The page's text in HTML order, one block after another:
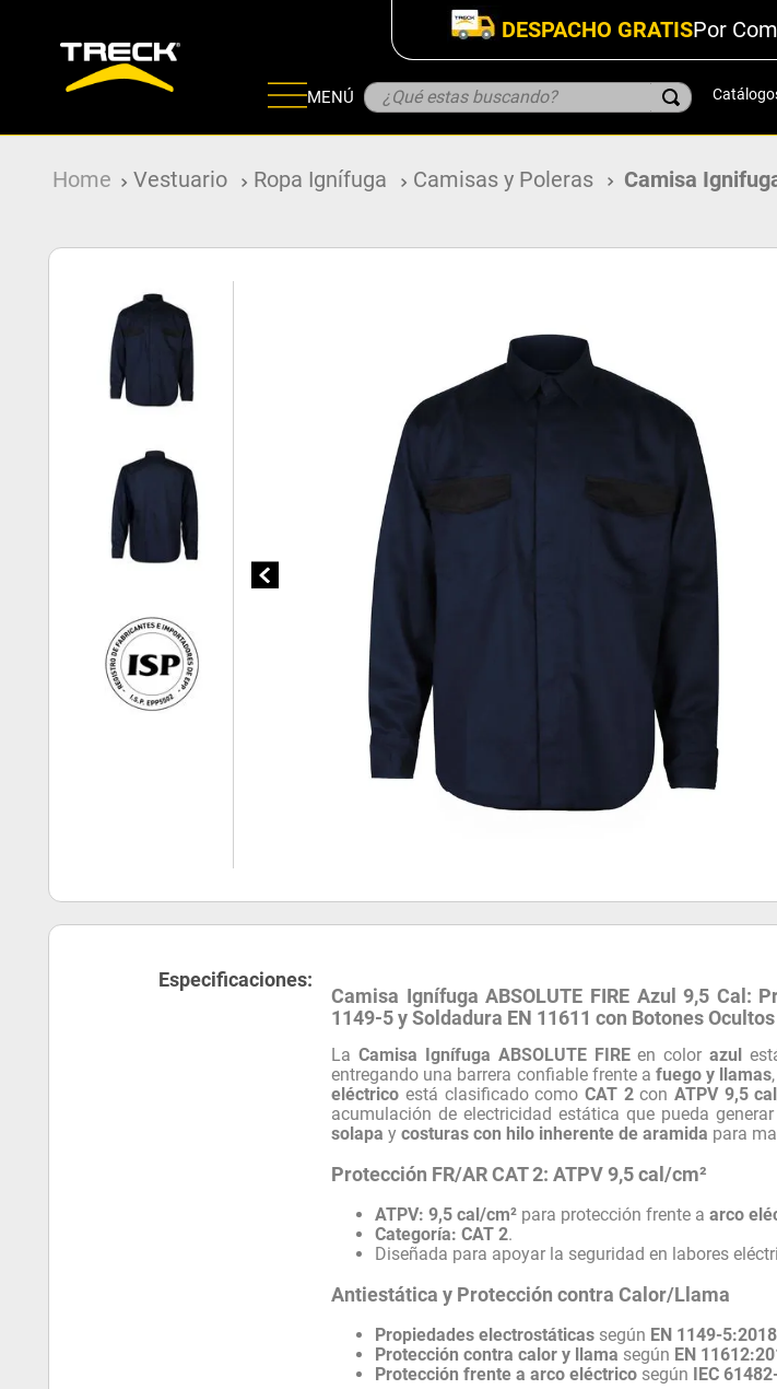
DESPACHO GRATISPor
MENÚ ¿Qué estas buscando?
Vestuario Ropa Ignífuga Camisas y Poleras Camisa
Especificaciones:
Camisa Ignífuga ABSOLUTE FIRE Azul 9,5 Cal:
1149-5 y Soldadura EN 11611 con Botones Ocultos
LaCamisa Ignífuga ABSOLUTE FIREen color azul
entregando una barrera confiable frente a fuego y llamas
eléctrico está clasificado comoCAT 2conATPV 9,5
acumulación de electricidad estática que pueda
solapa ycosturas con hilo inherente de aramida para
Protección FR/AR CAT 2: ATPV 9,5 cal/cm²
ATPV: 9,5 cal/cm² para protección frente aarco
Categoría: CAT 2.
Diseñada para apoyar la seguridad en labores
Antiestática y Protección contra Calor/Llama
Propiedades electrostáticas según EN 1149-5:2018
Protección contra calor y llama según EN
Protección frente a arco eléctrico según IEC